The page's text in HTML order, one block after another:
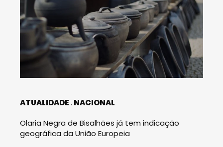
ATUALIDADE NACIONAL
Olaria Negra de Bisalhães já tem indicação
geográfica da União Europeia